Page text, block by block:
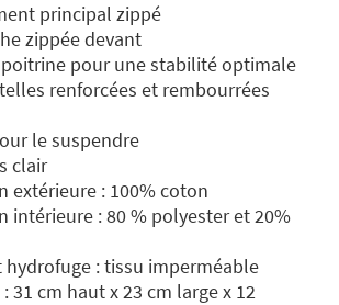
principal zippé
zippée devant
poitrine pour une stabilité optimale
renforcées et rembourrées
le suspendre
clair
extérieure : 100% coton
intérieure : 80 % polyester et 20%
hydrofuge : tissu imperméable
31 cm haut x 23 cm large x 12